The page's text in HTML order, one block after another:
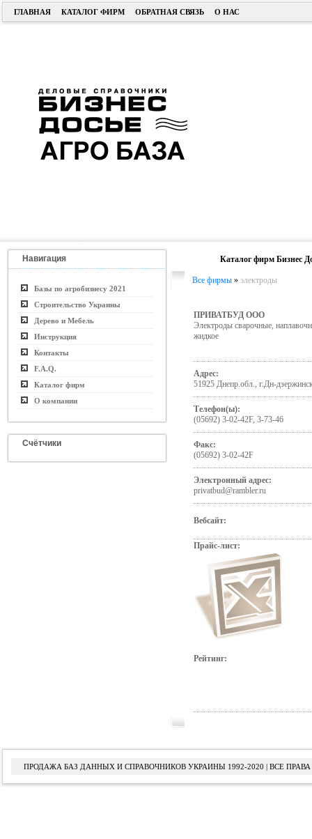
ГЛАВНАЯ КАТАЛОГ ФИРМ ОБРАТНАЯ СВЯЗЬ О НАС
Навигация
Базы по агробизнесу 2021
Строительство Украины
Дерево и Мебель
Инструкция
Контакты
F.A.Q.
Каталог фирм
О компании
Счётчики
Каталог фирм Бизнес
Все фирмы » электроды
ПРИВАТБУД ООО
Электроды сварочные,
жидкое
Адрес:
51925 Днепр.обл., г.Дн-
Телефон(ы):
(05692) 3-02-42F, 3-73-46
Факс:
(05692) 3-02-42F
Электронный адрес:
privatbud@rambler.ru
Вебсайт:
Прайс-лист:
Рейтинг:
ПРОДАЖА БАЗ ДАННЫХ И СПРАВОЧНИКОВ УКРАИНЫ 1992-2020 | ВСЕ